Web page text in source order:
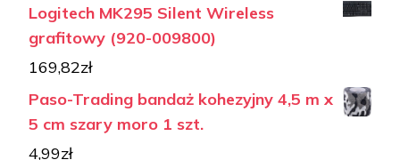
Logitech MK295 Silent Wireless
grafitowy (920-009800)
169,82zł
Paso-Trading bandaż kohezyjny 4,5 m x
5 cm szary moro 1 szt.
4,99zł